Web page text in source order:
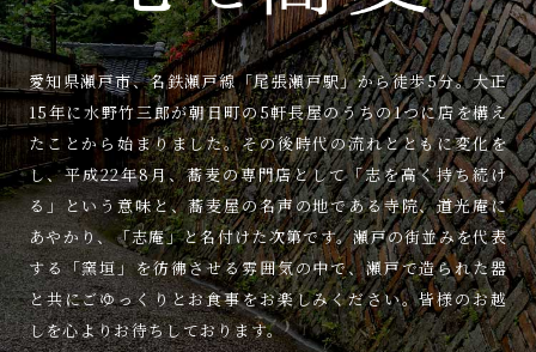
愛知県瀬戸市、名鉄瀬戸線「尾張瀬戸駅」から徒歩5分。大正
15年に水野竹三郎が朝日町の5軒長屋のうちの1つに店を構え
たことから始まりました。その後時代の流れとともに変化を
し、平成22年8月、蕎麦の専門店として「志を高く持ち続け
る」という意味と、蕎麦屋の名声の地である寺院、道光庵に
あやかり、「志庵」と名付けた次第です。瀬戸の街並みを代表
する「窯垣」を彷彿させる雰囲気の中で、瀬戸で造られた器
と共にごゆっくりとお食事をお楽しみください。皆様のお越
しを心よりお待ちしております。